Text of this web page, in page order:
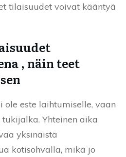
tilaisuudet voivat kääntyä
, näin teet
ole este laihtumiselle, vaan
Yhteinen aika
yksinäistä
kotisohvalla, mikä jo